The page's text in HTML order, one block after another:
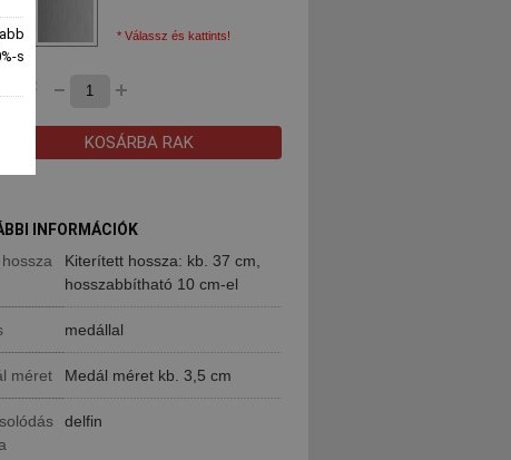
* Válassz és kattints!
KOSÁRBA RAK
INFORMÁCIÓK
Kiterített hossza: kb. 37 cm,
hosszabbítható 10 cm-el
medállal
méret Medál méret kb. 3,5 cm
delfin
s